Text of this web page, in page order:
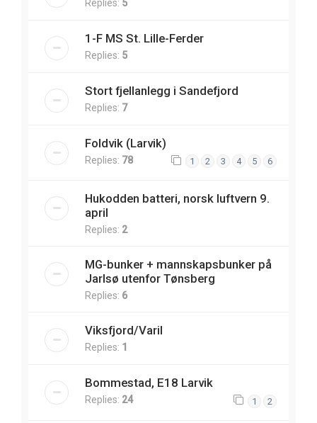
Replies: 5
1-F MS St. Lille-Ferder
Replies: 5
Stort fjellanlegg i Sandefjord
Replies: 7
Foldvik (Larvik)
Replies: 78 1 2 3 4 5 6
Hukodden batteri, norsk luftvern 9.
april
Replies: 2
MG-bunker + mannskapsbunker på
Jarlsø utenfor Tønsberg
Replies: 6
Viksfjord/Varil
Replies: 1
Bommestad, E18 Larvik
Replies: 24 1 2